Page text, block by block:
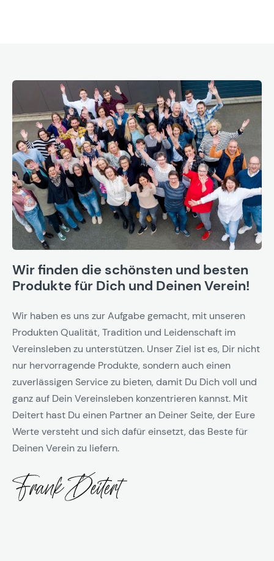
Wir finden die schönsten und besten
Produkte für Dich und Deinen Verein!
Wir haben es uns zur Aufgabe gemacht, mit unseren
Produkten Qualität, Tradition und Leidenschaft im
Vereinsleben zu unterstützen. Unser Ziel ist es, Dir nicht
nur hervorragende Produkte, sondern auch einen
zuverlässigen Service zu bieten, damit Du Dich voll und
ganz auf Dein Vereinsleben konzentrieren kannst. Mit
Deitert hast Du einen Partner an Deiner Seite, der Eure
Werte versteht und sich dafür einsetzt, das Beste für
Deinen Verein zu liefern.